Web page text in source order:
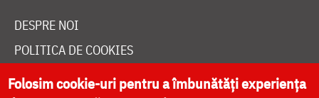
DESPRE NOI
POLITICA DE COOKIES
DONEAZĂ ONLINE PENTRU CATEDRALA NAȚIONALĂ
Folosim cookie-uri pentru a îmbunătăți experiența